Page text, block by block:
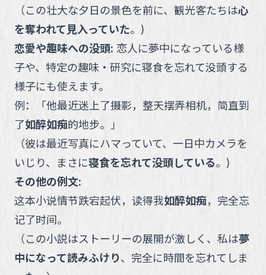
（この壮大な夕日の景色を前に、観光客たちは心
を奪われて見入っていた。 )
恋愛や趣味への没頭: 恋人に夢中になっている様
子や、特定の趣味・研究に寝食を忘れて没頭する
様子にも使えます。
例：
「他最近迷上了摄影，整天摆弄相机，简直到
了如醉如痴的地步。
」
（彼は最近写真にハマっていて、一日中カメラを
いじり、まさに寝食を忘れて没頭している。 )
その他の例文:
这本小说情节跌宕起伏，读得我如醉如痴，完全忘
记了时间。
（この小説はストーリーの展開が激しく、私は夢
中になって読みふけり、完全に時間を忘れてしま